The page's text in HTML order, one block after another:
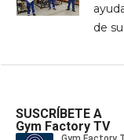
de
SUSCRÍBETE A
Gym Factory TV